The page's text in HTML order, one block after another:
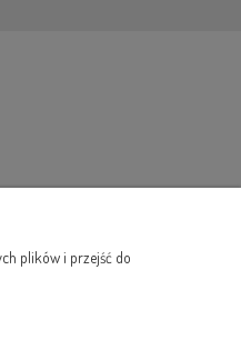
plików i przejść do